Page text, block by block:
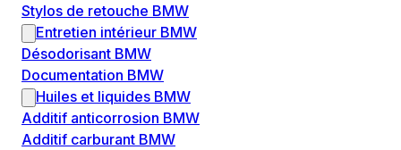
Stylos de retouche BMW
Entretien intérieur BMW
Désodorisant BMW
Documentation BMW
Huiles et liquides BMW
Additif anticorrosion BMW
Additif carburant BMW